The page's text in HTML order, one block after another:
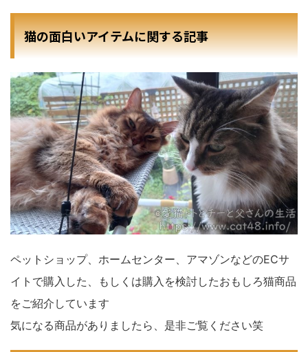
猫の面白いアイテムに関する記事
ペットショップ、ホームセンター、アマゾンなどのECサ
イトで購入した、もしくは購入を検討したおもしろ猫商品
をご紹介しています
気になる商品がありましたら、是非ご覧ください笑